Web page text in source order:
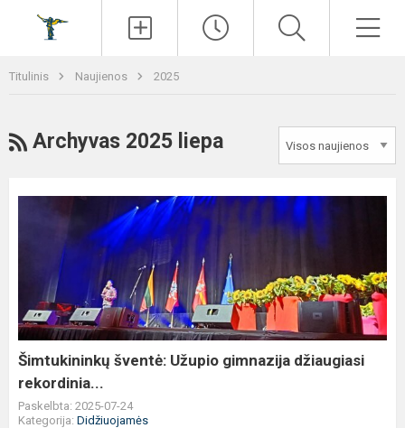
Titulinis Naujienos 2025
RSS
Archyvas 2025 liepa
Užupio
gimnazija
džiaugiasi
rekordinia...
Šimtukininkų šventė: Užupio gimnazija džiaugiasi
rekordinia...
Paskelbta: 2025-07-24
Kategorija: Didžiuojamės